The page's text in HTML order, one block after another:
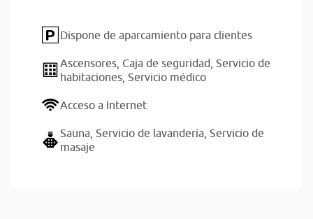
Dispone de aparcamiento para clientes
Ascensores, Caja de seguridad, Servicio de
habitaciones, Servicio médico
Acceso a Internet
Sauna, Servicio de lavandería, Servicio de
masaje